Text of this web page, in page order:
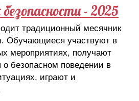
- 2025
традиционный месячник
Обучающиеся участвуют в
мероприятиях, получают
о безопасном поведении в
играют и